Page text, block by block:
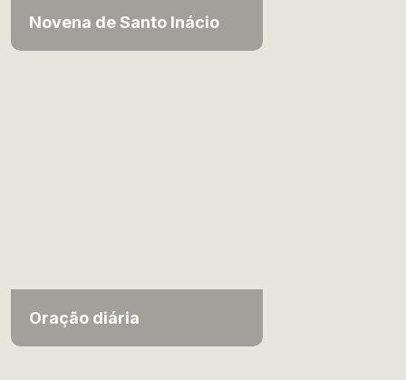
Novena de Santo Inácio
Oração diária